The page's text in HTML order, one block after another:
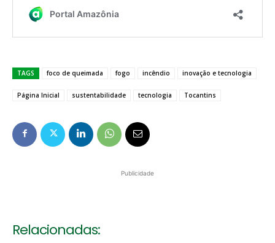
TAGS foco de queimada fogo incêndio inovação e tecnologia
Página Inicial sustentabilidade tecnologia Tocantins
Publicidade
Relacionadas: